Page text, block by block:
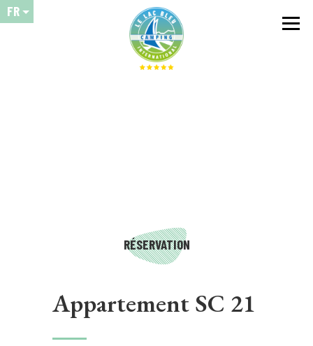
FR
RÉSERVATION
Appartement SC 21